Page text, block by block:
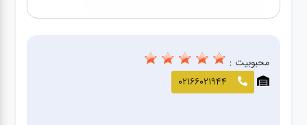
دیاگ
صافکاری
و نقاشی
محبوبیت :
02166021944